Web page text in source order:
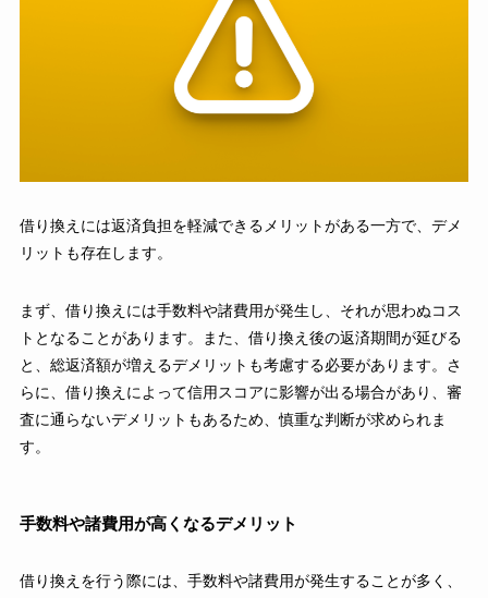
借り換えには返済負担を軽減できるメリットがある一方で、デメ
リットも存在します。
まず、借り換えには手数料や諸費用が発生し、それが思わぬコス
トとなることがあります。また、借り換え後の返済期間が延びる
と、総返済額が増えるデメリットも考慮する必要があります。さ
らに、借り換えによって信用スコアに影響が出る場合があり、審
査に通らないデメリットもあるため、慎重な判断が求められま
す。
手数料や諸費用が高くなるデメリット
借り換えを行う際には、手数料や諸費用が発生することが多く、